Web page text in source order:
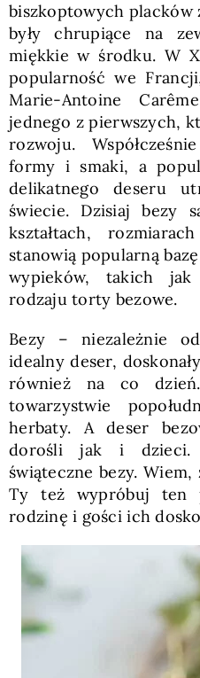
biszkoptowych placków
były chrupiące na
miękkie w środku. W
popularność we
Marie-Antoine
jednego z pierwszych,
rozwoju.
formy i smaki, a
delikatnego deseru
świecie. Dzisiaj bezy
kształtach,
stanowią popularną
wypieków, takich jak
rodzaju torty bezowe.
Bezy – niezależnie
idealny deser,
również na co
towarzystwie
herbaty. A deser
dorośli jak i dzieci.
świąteczne bezy.
Ty też wypróbuj ten
rodzinę i gości ich